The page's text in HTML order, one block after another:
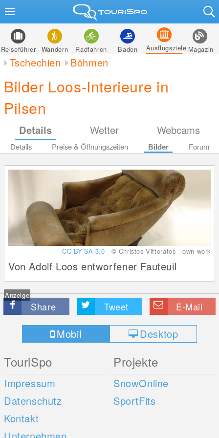
Reiseführer Wandern Radfahren Baden Ausflugsziele Magazin
Tschechien Böhmen
Bilder Loos-Interieure in
Pilsen
Details Wetter Webcams
Details Preise & Öffnungszeiten Bilder Forum
CC BY-SA 3.0 © Christos Vittoratos - own work
Von Adolf Loos entworfener Fauteuil
Anzeige
Share Tweet E-Mail
Mobil Desktop
TouriSpo
Impressum
Datenschutz
Kontakt
Projekte
SnowOnline
SportFits